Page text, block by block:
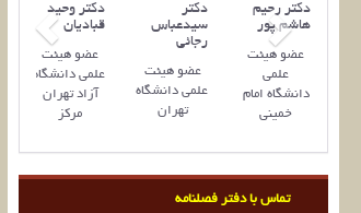
دکتر وحید
قبادیان
عضو هیئت
علمی دانشگاه
آزاد تهران
مرکز
دکتر
سیدعباس
رجائی
عضو هیئت‌
علمی دانشگاه
تهران
دکتر رحیم
هاشم پور
عضو هیئت
علمی
دانشگاه امام
خمینی
تماس با دفتر فصلنامه